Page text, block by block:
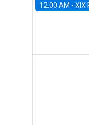
12:00 AM - XIX